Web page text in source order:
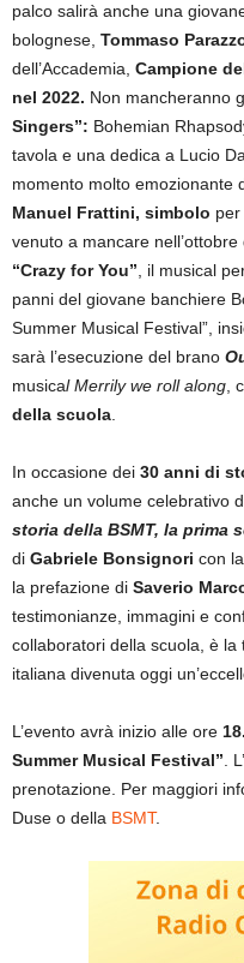
palco salirà anche una
bolognese, Tommaso
dell’Accademia, Campione
nel 2022. Non mancheranno
Singers”: Bohemian
tavola e una dedica a Lucio
momento molto emozionante
Manuel Frattini, simbolo
venuto a mancare
“Crazy for You”, il musical
panni del giovane banchiere
Summer Musical Festival”,
sarà l’esecuzione del brano
musical Merrily we roll along,
della scuola.
In occasione dei 30 anni di
anche un volume celebrativo
storia della BSMT, la prima
di Gabriele Bonsignori con
la prefazione di Saverio
testimonianze, immagini e
collaboratori della scuola, è
italiana divenuta oggi
L’evento avrà inizio alle ore
Summer Musical Festival”. L’
prenotazione. Per maggiori
Duse o della BSMT.